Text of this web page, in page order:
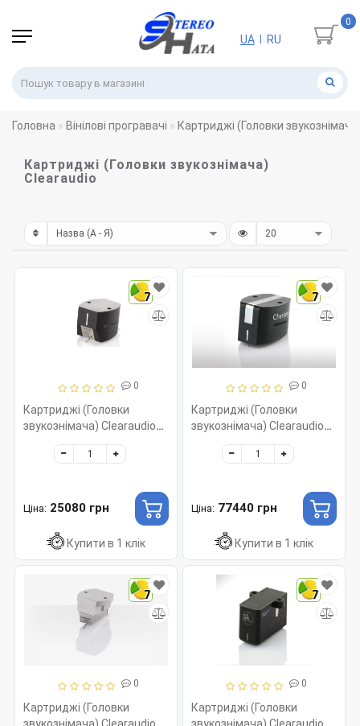
0
UA RU
Головна Вінілові програвачі Картриджі (Головки
Картриджі (Головки звукознімача)
Clearaudio
7
0
Картриджі (Головки
звукознімача) Clearaudio
Artist V2, MM 009, Ebony
Ціна: 25080 грн
Купити в 1 клік
7
0
Картриджі (Головки
звукознімача) Clearaudio
Charisma V2, MM 013,
Ebony
Ціна: 77440 грн
Купити в 1 клік
7
0
Картриджі (Головки
звукознімача) Clearaudio
7
0
Картриджі (Головки
звукознімача) Clearaudio